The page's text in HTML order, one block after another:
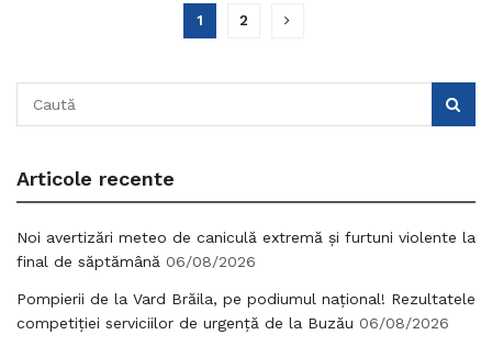
1 2
Articole recente
Noi avertizări meteo de caniculă extremă și furtuni violente la
final de săptămână 06/08/2026
Pompierii de la Vard Brăila, pe podiumul național! Rezultatele
competiției serviciilor de urgență de la Buzău 06/08/2026